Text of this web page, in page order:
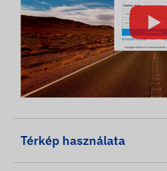
Térkép használata